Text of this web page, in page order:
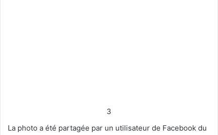
3
La photo a été partagée par un utilisateur de Facebook du